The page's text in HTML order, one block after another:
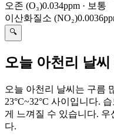
오존 (O₃)0.034ppm · 보통
이산화질소 (NO₂)
🔍
오늘 아천리 날씨
오늘 아천리 날씨는 구름
23°C~32°C 사이입니다.
게 느껴질 수 있습니다. 우
다.